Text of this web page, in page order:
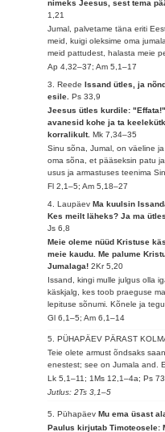
nimeks Jeesus, sest tema
1,21
Jumal, palvetame täna eriti
meid, kuigi oleksime oma
meid pattudest, halasta meie
Ap 4,32–37; Am 5,1–17
3. ReedeIssand ütles, ja
esile.Ps 33,9
Jeesus ütles kurdile:
avanesid kohe ja ta
korralikult.Mk 7,34–35
Sinu sõna, Jumal, on väeline
oma sõna, et pääseksin patu
usus ja armastuses teenima
Fl 2,1–5; Am 5,18–27
4. LaupäevMa kuulsin
Kes meilt läheks? Ja ma
Js 6,8
Meie oleme nüüd Kristuse
meie kaudu. Me palume
Jumalaga!2Kr 5,20
Issand, kingi mulle julgus olla
käskjalg, kes toob praeguse
lepituse sõnumi. Kõnele ja
Gl 6,1–5; Am 6,1–14
5. PÜHAPÄEV PÄRAST
Teie olete armust õndsaks
enestest; see on Jumala and.
Lk 5,1–11; 1Ms 12,1–4a; Ps 73
Jutlus: 2Ts 3,1–5
5. PühapäevMu ema üsast
Paulus kirjutab Timoteosele: